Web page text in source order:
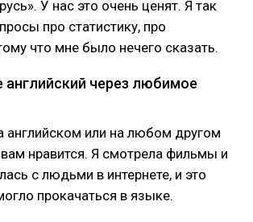
У нас это очень ценят. Я так
про статистику, про
что мне было нечего сказать.
английский через любимое
английском или на любом другом
нравится. Я смотрела фильмы и
с людьми в интернете, и это
прокачаться в языке.